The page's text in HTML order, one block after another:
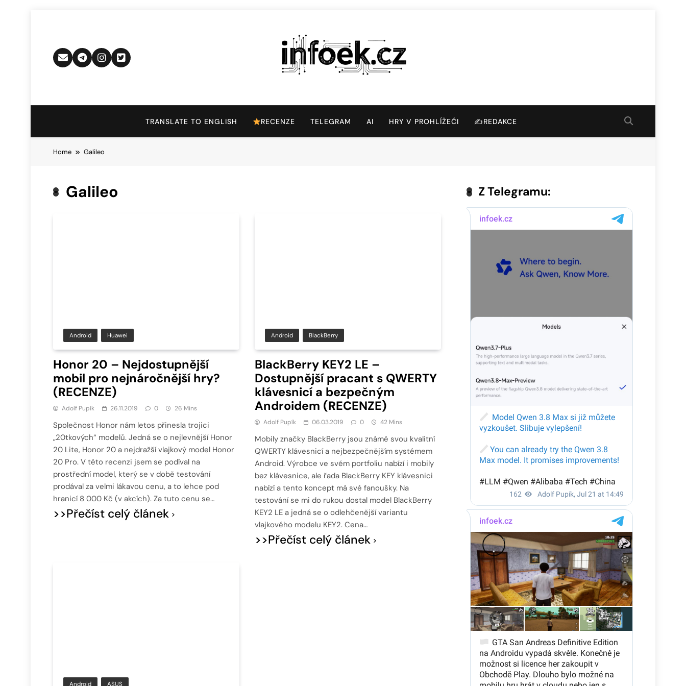
Infoek.cz
TRANSLATE TO ENGLISH RECENZE TELEGRAM AI HRY V PROHLÍŽEČI ✍️REDAKCE
Home Galileo
Galileo
Android Huawei
Honor 20 – Nejdostupnější
mobil pro nejnáročnější hry?
(RECENZE)
Adolf Pupík 26.11.2019 0 26 Mins
Společnost Honor nám letos přinesla trojici
„20tkových“ modelů. Jedná se o nejlevnější Honor
20 Lite, Honor 20 a nejdražší vlajkový model Honor
20 Pro. V této recenzi jsem se podíval na
prostřední model, který se v době testování
prodával za velmi lákavou cenu, a to lehce pod
hranicí 8 000 Kč (v akcích). Za tuto cenu se…
>>Přečíst celý článek
Android BlackBerry
BlackBerry KEY2 LE –
Dostupnější pracant s QWERTY
klávesnicí a bezpečným
Androidem (RECENZE)
Adolf Pupík 06.03.2019 0 42 Mins
Mobily značky BlackBerry jsou známé svou kvalitní
QWERTY klávesnicí a nejbezpečnějším systémem
Android. Výrobce ve svém portfoliu nabízí i mobily
bez klávesnice, ale řada BlackBerry KEY klávesnici
nabízí a tento koncept má své fanoušky. Na
testování se mi do rukou dostal model BlackBerry
KEY2 LE a jedná se o odlehčenější variantu
vlajkového modelu KEY2. Cena…
>>Přečíst celý článek
Android ASUS
Z Telegramu: